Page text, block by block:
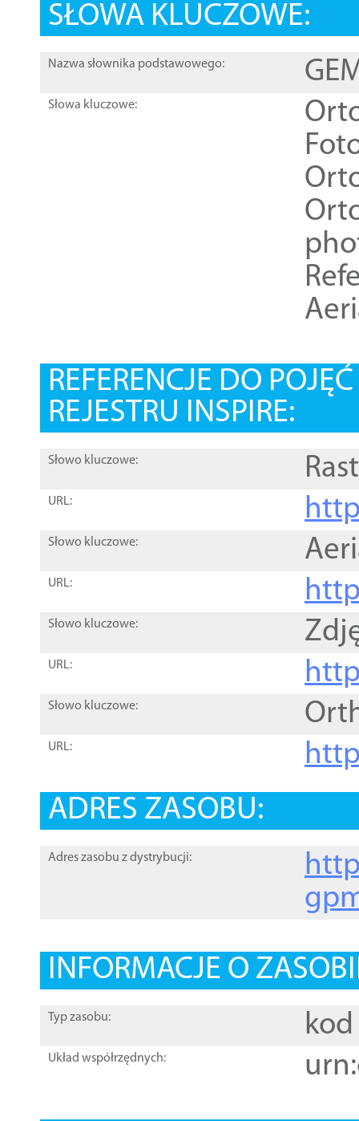
SŁOWA KLUCZOWE:
Nazwa słownika podstawowego:
Słowa kluczowe:
REFERENCJE DO
REJESTRU INSPIRE:
Słowo kluczowe:
URL:
Słowo kluczowe:
URL:
Słowo kluczowe:
URL:
Słowo kluczowe:
URL:
ADRES ZASOBU:
Adres zasobu z dystrybucji:
INFORMACJE O
Typ zasobu: kod
Układ współrzędnych: